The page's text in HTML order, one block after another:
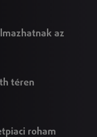
az
téren
roham